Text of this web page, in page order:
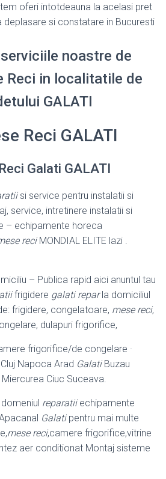
oferi intotdeauna la acelasi pret
deplasare si constatare in Bucuresti
noastre de
Reci in localitatile de
GALATI
Reci GALATI
Galati GALATI
si service pentru instalatii si
, service, intretinere instalatii si
– echipamente horeca
reciMONDIAL ELITE lazi .
– Publica rapid aici anuntul tau
frigidere galati reparla domiciliul
frigidere, congelatoare, mese reci,
dulapuri frigorifice,
frigorifice/de congelare ·
Napoca Arad GalatiBuzau
Ciuc Suceava.
reparatiiechipamente
Galatipentru mai multe
mese reci,camere frigorifice,vitrine
aer conditionat Montaj sisteme